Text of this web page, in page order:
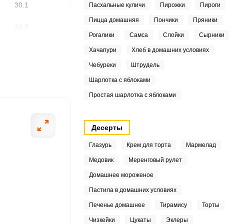
30.1 Пасхальные куличи Пирожки Пироги
Пицца домашняя Пончики Пряники
Рогалики Самса Слойки Сырники
Хачапури Хлеб в домашних условиях
Чебуреки Штрудель
Шарлотка с яблоками
Простая шарлотка с яблоками
Десерты
Глазурь Крем для торта Мармелад
Медовик Меренговый рулет
Домашнее мороженое
Пастила в домашних условиях
Печенье домашнее Тирамису Торты
Чизкейки Цукаты Эклеры
ШАГ
2 ИЗ 4